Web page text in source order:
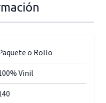
o Rollo
Vinil